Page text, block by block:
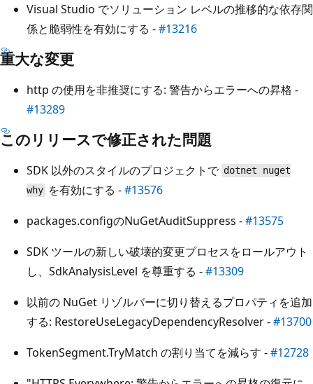
Visual Studio でソリューション レベルの推移的な依存関
係と脆弱性を有効にする -#13216
重大な変更
http の使用を非推奨にする: 警告からエラーへの昇格 -
#13289
このリリースで修正された問題
SDK 以外のスタイルのプロジェクトで dotnet nuget
why を有効にする -#13576
packages.configのNuGetAuditSuppress -#13575
SDK ツールの新しい破壊的変更プロセスをロールアウト
し、SdkAnalysisLevel を尊重する -#13309
以前の NuGet リゾルバーに切り替えるプロパティを追加
する: RestoreUseLegacyDependencyResolver -#13700
TokenSegment.TryMatch の割り当てを減らす -#12728